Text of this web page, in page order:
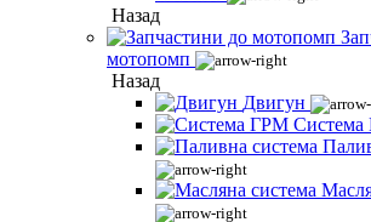
Назад
мотопомп
Назад
Двигун